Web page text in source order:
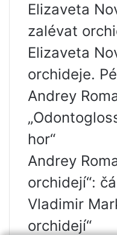
Elizaveta
zalévat
Elizaveta
orchideje.
Andrey
hor“
Andrey
orchidejí“:
Vladimir
orchidejí“